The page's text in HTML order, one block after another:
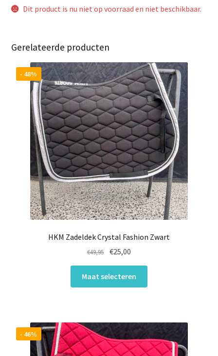
Dit product is nu niet op voorraad en niet beschikbaar.
Gerelateerde producten
HKM Zadeldek Crystal Fashion Zwart
- 48%
€49,95
Oorspronkelijke
prijs
was:
€49,95.
€25,00
prijs
is:
€25,00.
Maat selecteren
optie
- 46%